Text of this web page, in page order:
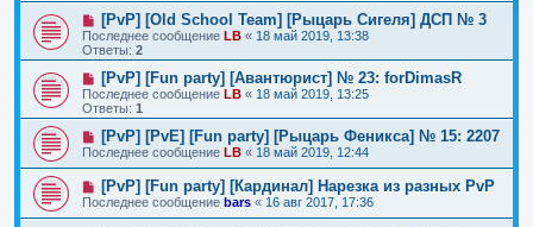
[PvP] [Old School Team] [Рыцарь Сигеля] ДСП № 3
Последнее сообщение LB « 18 май 2019, 13:38
Ответы: 2
[PvP] [Fun party] [Авантюрист] № 23: forDimasR
Последнее сообщение LB « 18 май 2019, 13:25
Ответы: 1
[PvP] [PvE] [Fun party] [Рыцарь Феникса] № 15: 2207
Последнее сообщение LB « 18 май 2019, 12:44
[PvP] [Fun party] [Кардинал] Нарезка из разных PvP
Последнее сообщение bars « 16 авг 2017, 17:36